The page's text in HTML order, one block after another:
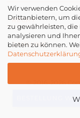
Wir verwenden
Drittanbietern, um
zu gewährleisten,
analysieren und
bieten zu können.
RECHT
ZAHLUNG
BESTELLUNG
© 2016-2026
dienen lediglich